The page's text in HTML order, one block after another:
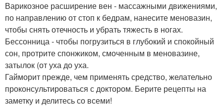
Варикозное расширение вен - массажными движениями,
по направлению от стоп к бедрам, нанесите меновазин,
чтобы снять отечность и убрать тяжесть в ногах.
Бессонница - чтобы погрузиться в глубокий и спокойный
сон, протрите спонжиком, смоченным в меновазине,
затылок (от уха до уха.
Гайморит прежде, чем применять средство, желательно
проконсультироваться с доктором. Берите рецепты на
заметку и делитесь со всеми!